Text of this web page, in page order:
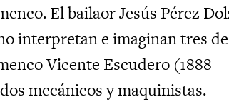
El bailaor Jesús Pérez
interpretan e imaginan tres
Vicente Escudero (1888-
mecánicos y maquinistas.